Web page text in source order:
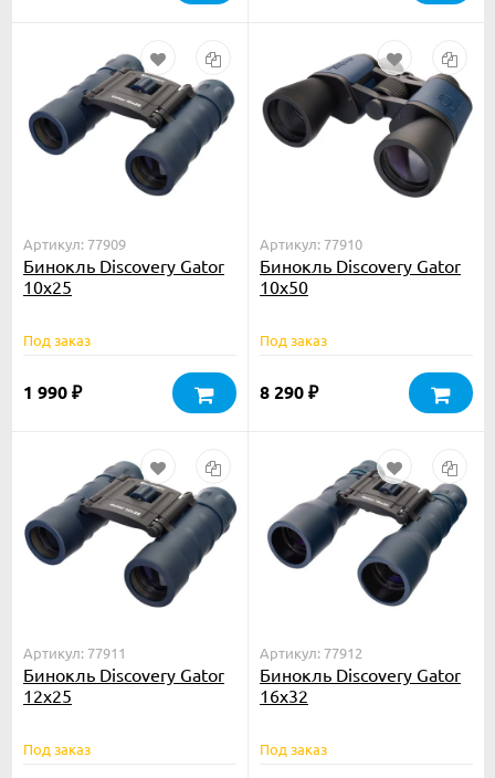
Артикул: 77909
Бинокль Discovery Gator
10x25
Под заказ
1 990 ₽
Артикул: 77910
Бинокль Discovery Gator
10x50
Под заказ
8 290 ₽
Артикул: 77911
Бинокль Discovery Gator
12x25
Под заказ
Артикул: 77912
Бинокль Discovery Gator
16x32
Под заказ